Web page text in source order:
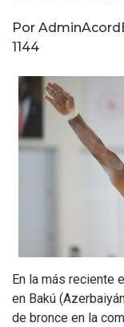
Por
1144
En la más reciente
en Bakú
de bronce en la